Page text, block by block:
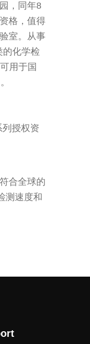
，同年8
格，值得
室。从事
的化学检
用于国
授权资
合全球的
测速度和